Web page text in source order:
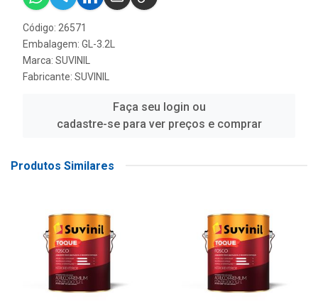
Código: 26571
Embalagem: GL-3.2L
Marca: SUVINIL
Fabricante: SUVINIL
Faça seu login ou
cadastre-se para ver preços e comprar
Produtos Similares